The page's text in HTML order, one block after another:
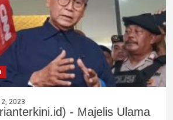
2023
- Majelis Ulama